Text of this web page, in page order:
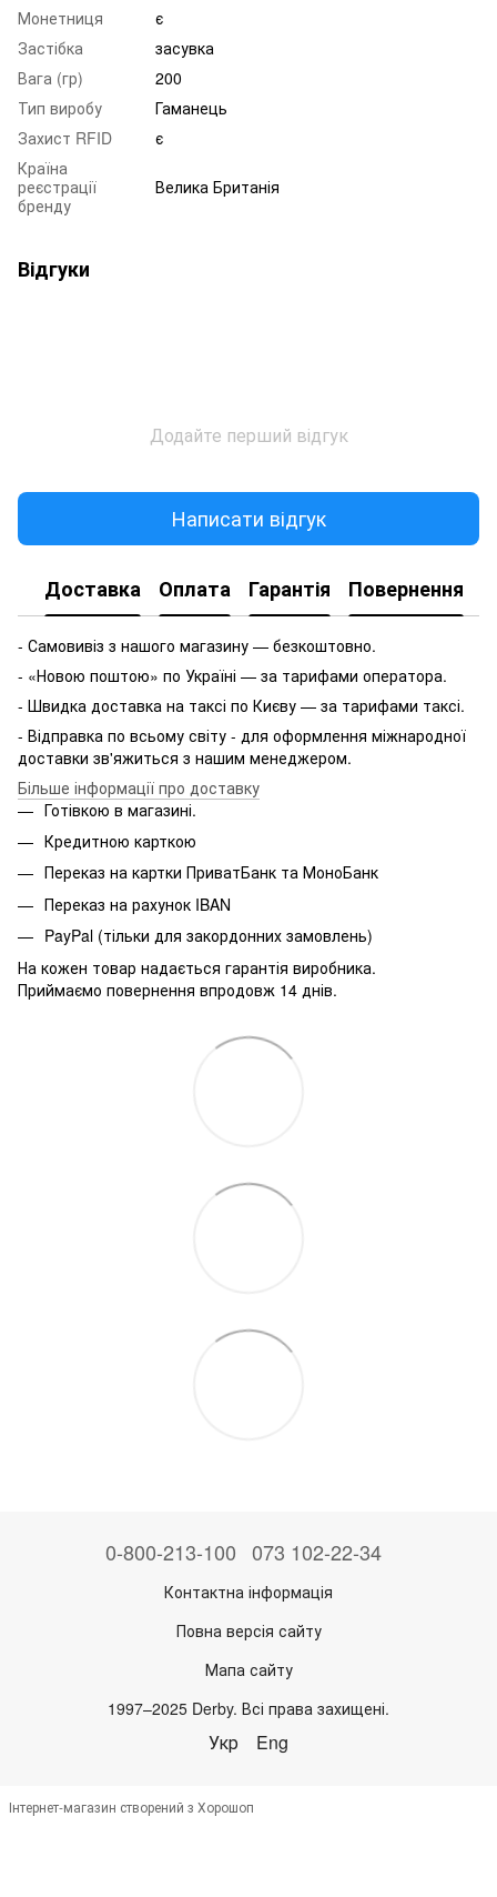
Монетниця
є
Застібка
засувка
Вага (гр)
200
Тип виробу
Гаманець
Захист RFID
є
Країна
реєстрації
бренду
Велика Британія
Відгуки
Додайте перший відгук
Написати відгук
Доставка Оплата Гарантія Повернення
- Самовивіз з нашого магазину — безкоштовно.
- «Новою поштою» по Україні — за тарифами оператора.
- Швидка доставка на таксі по Києву — за тарифами таксі.
- Відправка по всьому світу - для оформлення міжнародної
доставки зв'яжиться з нашим менеджером.
Більше інформації про доставку
Готівкою в магазині.
Кредитною карткою
Переказ на картки ПриватБанк та МоноБанк
Переказ на рахунок IBAN
PayPal (тільки для закордонних замовлень)
На кожен товар надається гарантія виробника.
Приймаємо повернення впродовж 14 днів.
0-800-213-100 073 102-22-34
Контактна інформація
Повна версія сайту
Мапа сайту
1997–2025 Derby. Всі права захищені.
Укр Eng
Інтернет-магазин створений з Хорошоп